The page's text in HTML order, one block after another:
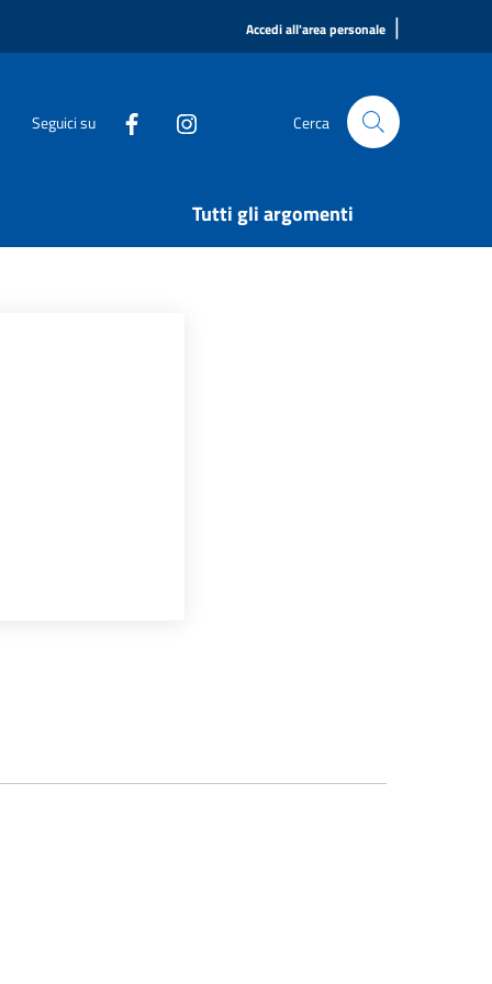
Accedi all'area personale |
Seguici su Cerca
Tutti gli argomenti